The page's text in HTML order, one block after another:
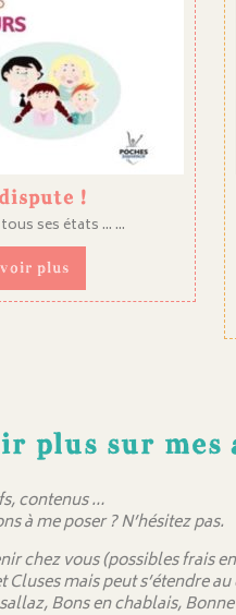
!
ses états ... ...
plus
plus sur mes
contenus …
à me poser ? N’hésitez pas.
chez vous (possibles frais
mais peut s’étendre
Bons en chablais,